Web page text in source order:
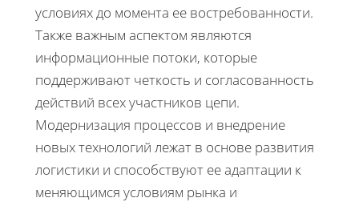
условиях до момента ее востребованности.
Также важным аспектом являются
информационные потоки, которые
поддерживают четкость и согласованность
действий всех участников цепи.
Модернизация процессов и внедрение
новых технологий лежат в основе развития
логистики и способствуют ее адаптации к
меняющимся условиям рынка и